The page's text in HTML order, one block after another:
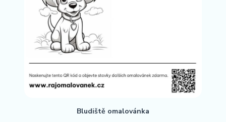
Bludiště omalovánka